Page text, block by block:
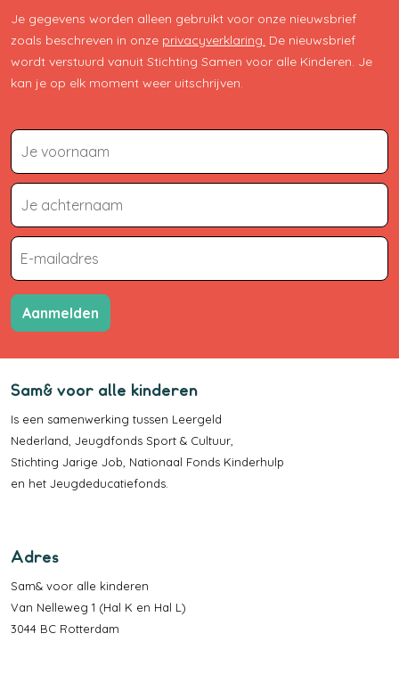
Je gegevens worden alleen gebruikt voor onze nieuwsbrief
zoals beschreven in onze privacyverklaring. De nieuwsbrief
wordt verstuurd vanuit Stichting Samen voor alle Kinderen. Je
kan je op elk moment weer uitschrijven.
Aanmelden
Sam& voor alle kinderen
Is een samenwerking tussen Leergeld
Nederland Jeugdfonds Sport & Cultuur
Stichting Jarige Job Nationaal Fonds Kinderhulp
en het Jeugdeducatiefonds
Adres
Sam& voor alle kinderen
Van Nelleweg 1 (Hal K en Hal L)
3044 BC Rotterdam